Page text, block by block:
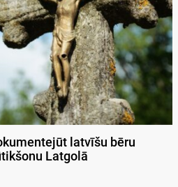
latvīšu bēru
Latgolā